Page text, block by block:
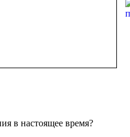
в настоящее время?